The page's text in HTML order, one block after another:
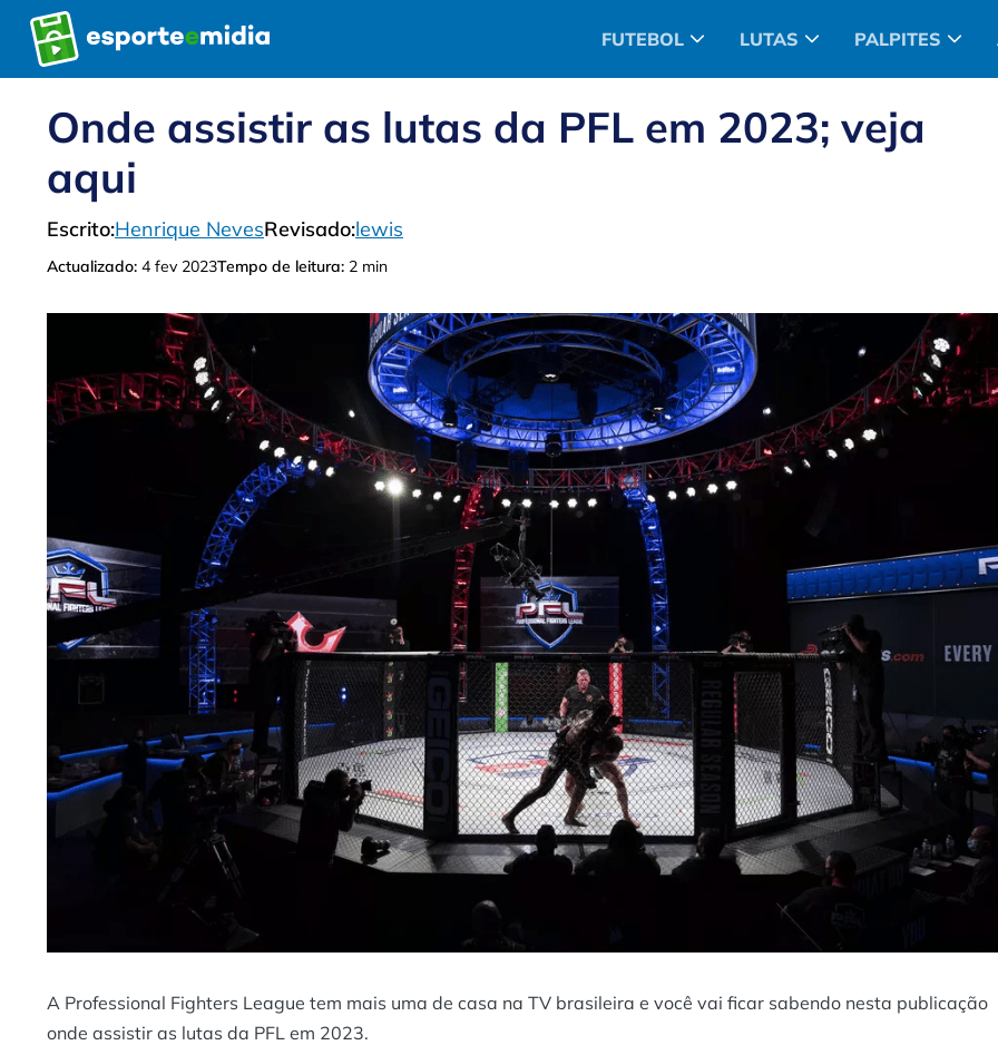
Pular
para
o
FUTEBOL LUTAS PALPITES
Onde assistir as lutas da PFL em 2023; veja
aqui
Escrito:Henrique NevesRevisado:lewis
Actualizado: 4 fev 2023Tempo de leitura: 2 min
A Professional Fighters League tem mais uma de casa na TV brasileira e você vai ficar sabendo nesta publicação
onde assistir as lutas da PFL em 2023.